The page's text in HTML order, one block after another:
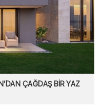
ÇAĞDAŞ BİR YAZ